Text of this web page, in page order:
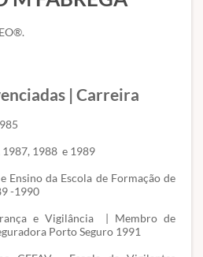
| Carreira
1987, 1988 e 1989
Ensino da Escola de Formação de
-1990
e Vigilância | Membro de
Porto Seguro 1991